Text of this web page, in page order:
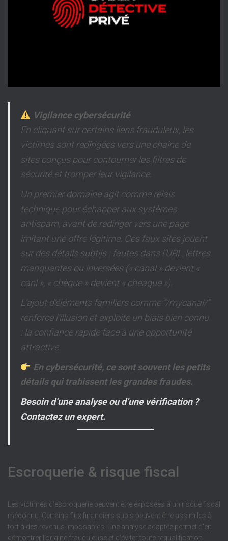
Vigilance cybersécurité
En cliquant sur certains liens frauduleux, les
victimes sont redirigées vers une chaîne de
sites conçus pour contourner les filtres de
sécurité et tromper leur vigilance.
Un premier domaine agit comme relais
technique pour échapper aux systèmes
antispam, avant de rediriger vers une page
imitant une offre légitime. Ces faux sites jouent
sur des détails subtils : fautes dans l’URL, lettres
manquantes ou inversées (« canal » devient «
canl », « chèque » devient « cheaque »).
L’ajout d’éléments familiers comme “/mycanal/”
renforce l’illusion et exploite un biais bien connu
: la confiance rapide face à une opportunité
attractive.
En cybersécurité, ce sont souvent les petits
détails qui trahissent les grandes fraudes.
Besoin d’une analyse ou d’une vérification ?
Contactez un expert.
Escroquerie & risque fiscal
Les victimes d’escroquerie peuvent être exposées à un risque fiscal
méconnu. Certains flux financiers subis peuvent être assimilés à
tort à des revenus imposables. Une analyse adaptée permet d’en
démontrer l’origine frauduleuse et d’éviter toute requalification